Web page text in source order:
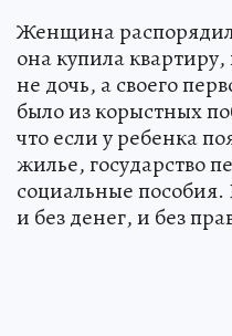
Женщина
она купила
не дочь, а своего
было из корыстных
что если у ребенка
жилье, государство
социальные пособия.
и без денег, и без